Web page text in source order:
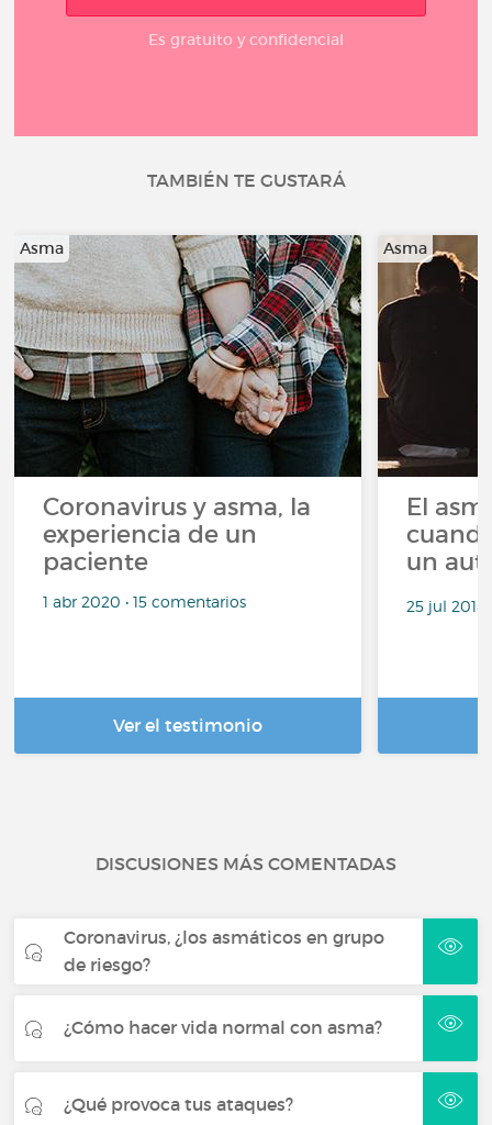
Es gratuito y confidencial
TAMBIÉN TE GUSTARÁ
Asma
Coronavirus y asma, la
experiencia de un
paciente
1 abr 2020 • 15 comentarios
Ver el testimonio
Asma
El
un
25 jul 2018
DISCUSIONES MÁS COMENTADAS
Coronavirus, ¿los asmáticos en grupo
de riesgo?
¿Cómo hacer vida normal con asma?
¿Qué provoca tus ataques?